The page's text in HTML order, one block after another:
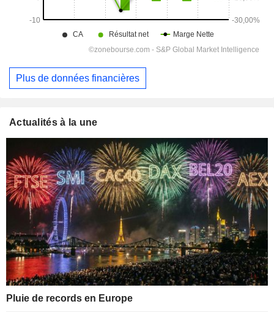
Plus de données financières
Actualités à la une
Pluie de records en Europe